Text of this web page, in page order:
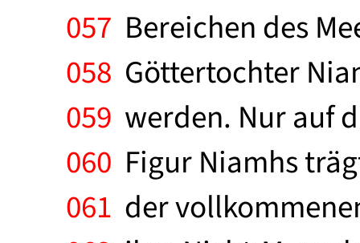
057 Bereichen des
058 Göttertochter
059 werden. Nur auf
060 Figur Niamhs
061 der